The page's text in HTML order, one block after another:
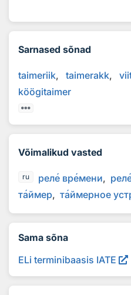
Sarnased sõnad
taimeriik taimerakk
köögitaimer
Võimalikud vasted
ru реле времени рел
таймер таймерное
Sama sõna
ELi terminibaasis IATE